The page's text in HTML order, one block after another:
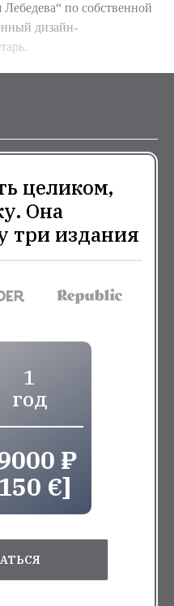
по собственной
дизайн-
целиком,
Она
три издания
1
год
₽
€]